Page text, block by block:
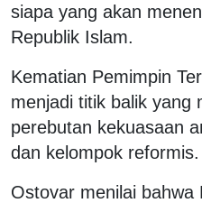
siapa yang akan
Republik Islam.
Kematian Pemimpin
menjadi titik balik yang
perebutan kekuasaan
dan kelompok reformis.
Ostovar menilai bahwa